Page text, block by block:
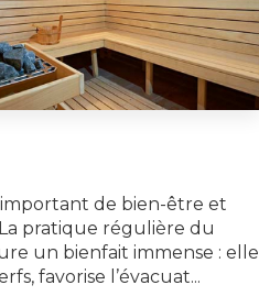
de bien-être et
pratique régulière du
un bienfait immense : elle
favorise l’évacuat...